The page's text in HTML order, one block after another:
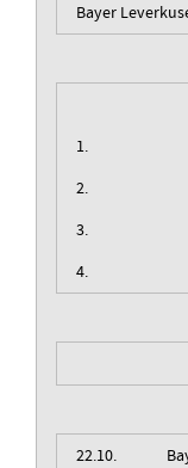
Bayer
1.
2.
3.
4.
22.10.